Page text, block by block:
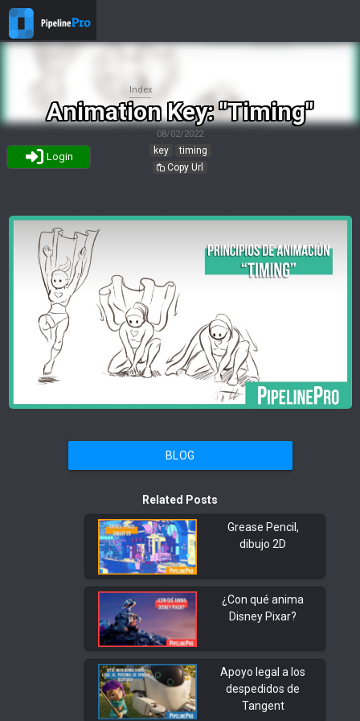
Login
Animation Key: "Timing"
08/02/2022
key
timing
Copy Url
Index
BLOG
Related Posts
Grease Pencil,
dibujo 2D
¿Con qué anima
Disney Pixar?
Apoyo legal a los
despedidos de
Tangent